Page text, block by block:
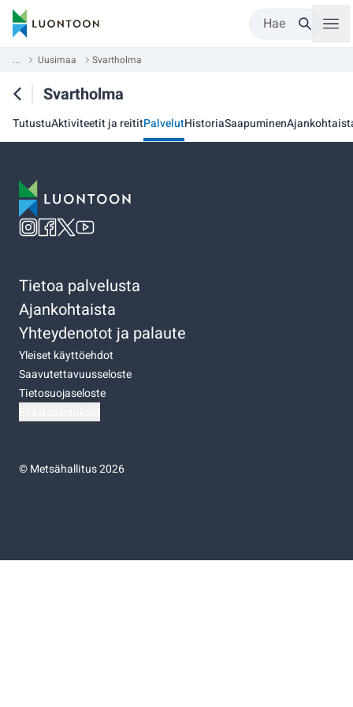
Hae
... Uusimaa Svartholma
Svartholma
TutustuAktiviteetit ja reititPalvelutHistoriaSaapuminen
Tietoa palvelusta
Ajankohtaista
Yhteydenotot ja palaute
Yleiset käyttöehdot
Saavutettavuusseloste
Tietosuojaseloste
©Metsähallitus 2026